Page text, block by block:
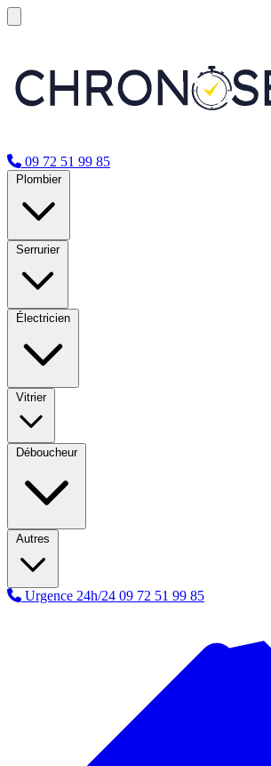
09 72 51 99 85
Plombier
Serrurier
Électricien
Vitrier
Déboucheur
Autres
Urgence 24h/24 09 72 51 99 85